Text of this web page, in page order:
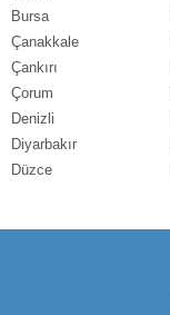
Bursa
Çanakkale
Çankırı
Çorum
Denizli
Diyarbakır
Düzce